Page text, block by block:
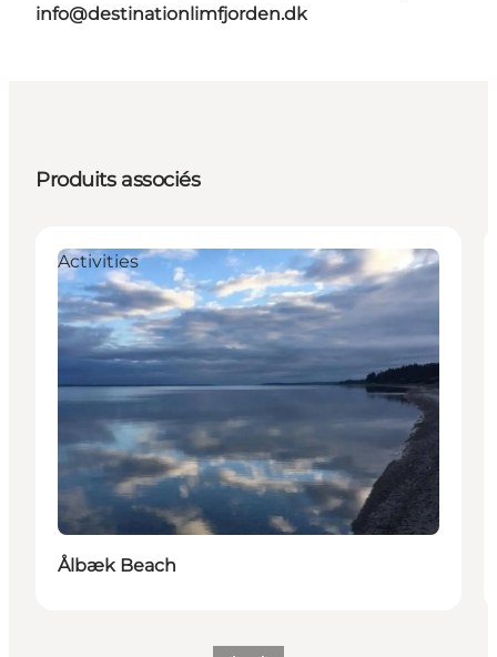
info@destinationlimfjorden.dk
Produits associés
Activities
Ålbæk Beach